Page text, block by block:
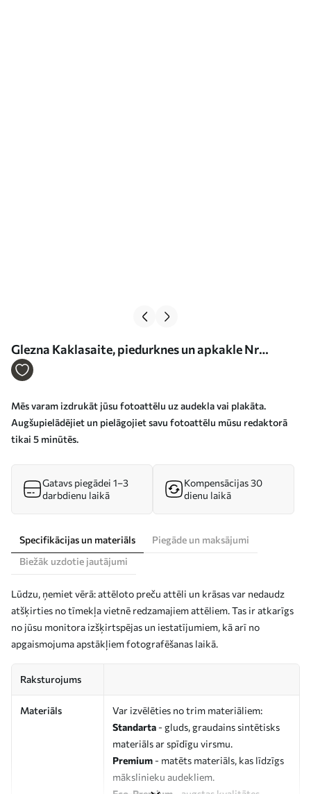
Glezna Kaklasaite, piedurknes un apkakle Nr
s33176
Mēs varam izdrukāt jūsu fotoattēlu uz audekla vai plakāta.
Augšupielādējiet un pielāgojiet savu fotoattēlu mūsu redaktorā
tikai 5 minūtēs.
Gatavs piegādei 1–3
darbdienu laikā
Kompensācijas 30
dienu laikā
Specifikācijas un materiāls
Piegāde un maksājumi
Biežāk uzdotie jautājumi
Lūdzu, ņemiet vērā: attēloto preču attēli un krāsas var nedaudz
atšķirties no tīmekļa vietnē redzamajiem attēliem. Tas ir atkarīgs
no jūsu monitora izšķirtspējas un iestatījumiem, kā arī no
apgaismojuma apstākļiem fotografēšanas laikā.
Raksturojums
Materiāls
Var izvēlēties no trim materiāliem:
Standarta - gluds, graudains sintētisks
materiāls ar spīdīgu virsmu.
Premium - matēts materiāls, kas līdzīgs
mākslinieku audekliem.